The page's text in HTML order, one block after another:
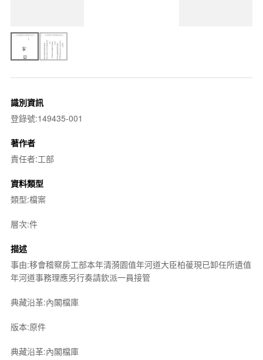
識別資訊
登錄號:149435-001
著作者
責任者:工部
資料類型
類型:檔案
層次:件
描述
事由:移會稽察房工部本年清漪園值年河道大臣柏葰現已卸任所遺值
年河道事務理應另行奏請欽派一員接管
典藏沿革:內閣檔庫
版本:原件
典藏沿革:內閣檔庫